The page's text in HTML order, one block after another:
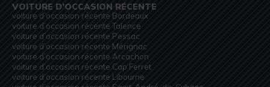
VOITURE D’OCCASION RÉCENTE
voiture d’occasion récente Bordeaux
voiture d’occasion récente Talence
voiture d’occasion récente Pessac
voiture d’occasion récente Mérignac
voiture d’occasion récente Arcachon
voiture d’occasion récente Cap Ferret
voiture d’occasion récente Libourne